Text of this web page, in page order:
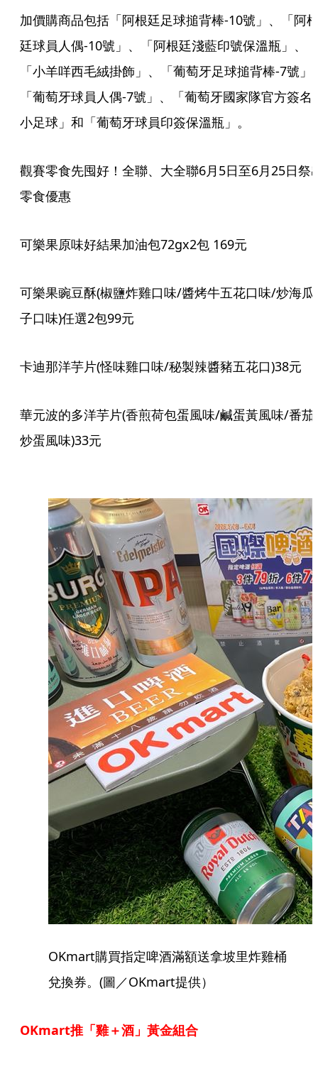
加價購商品包括「阿根廷足球搥背棒-10號」、「阿
廷球員人偶-10號」、「阿根廷淺藍印號保溫瓶」、
「小羊咩西毛絨掛飾」、「葡萄牙足球搥背棒-7號」
「葡萄牙球員人偶-7號」、「葡萄牙國家隊官方簽名
小足球」和「葡萄牙球員印簽保溫瓶」。
觀賽零食先囤好！全聯、大全聯6月5日至6月25日祭
零食優惠
可樂果原味好結果加油包72gx2包 169元
可樂果豌豆酥(椒鹽炸雞口味/醬烤牛五花口味/炒海瓜
子口味)任選2包99元
卡迪那洋芋片(怪味雞口味/秘製辣醬豬五花口)38元
華元波的多洋芋片(香煎荷包蛋風味/鹹蛋黃風味/番茄
炒蛋風味)33元
OKmart購買指定啤酒滿額送拿坡里炸雞桶
兌換券。(圖／OKmart提供）
OKmart推「雞＋酒」黃金組合